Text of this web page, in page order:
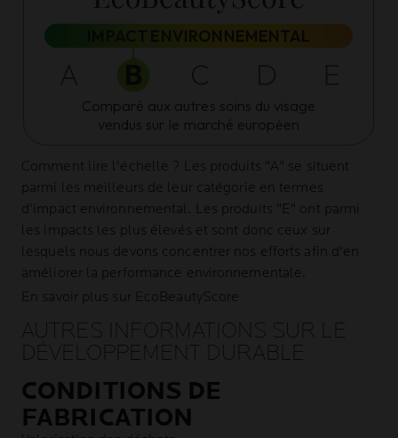
IMPACT ENVIRONNEMENTAL
Comparé aux autres soins du visage
vendus sur le marché européen
Comment lire l'échelle ? Les produits "A" se situent
parmi les meilleurs de leur catégorie en termes
d'impact environnemental. Les produits "E" ont parmi
les impacts les plus élevés et sont donc ceux sur
lesquels nous devons concentrer nos efforts afin d'en
améliorer la performance environnementale.
En savoir plus sur EcoBeautyScore
AUTRES INFORMATIONS SUR LE
DÉVELOPPEMENT DURABLE
CONDITIONS DE
FABRICATION